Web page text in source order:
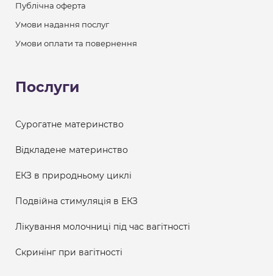
Публічна оферта
Умови надання послуг
Умови оплати та повернення
Послуги
Сурогатне материнство
Відкладене материнство
ЕКЗ в природньому циклі
Подвійна стимуляція в ЕКЗ
Лікування молочниці під час вагітності
Скринінг при вагітності